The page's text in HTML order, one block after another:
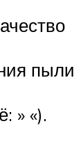
пыли
» «).